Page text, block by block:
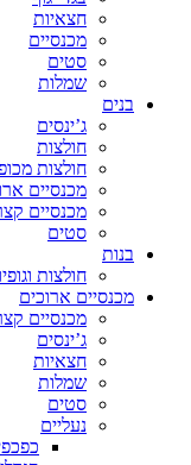
חצאיות
מכנסיים
סטים
שמלות
בנים
ג’ינסים
חולצות
חולצות
מכנסיים
מכנסיים
סטים
בנות
חולצות
מכנסיים ארוכים
מכנסיים
ג’ינסים
חצאיות
שמלות
סטים
נעליים